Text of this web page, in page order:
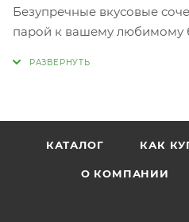
Безупречные вкусовые
парой к вашему любимому
КАТАЛОГ КАК
О КОМПАНИИ